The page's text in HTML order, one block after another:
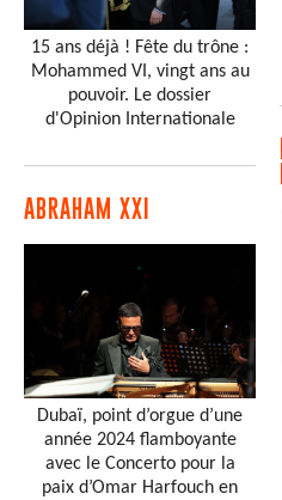
15 ans déjà ! Fête du trône :
Mohammed VI, vingt ans au
pouvoir. Le dossier
d'Opinion Internationale
ABRAHAM XXI
Dubaï, point d’orgue d’une
année 2024 flamboyante
avec le Concerto pour la
paix d’Omar Harfouch en